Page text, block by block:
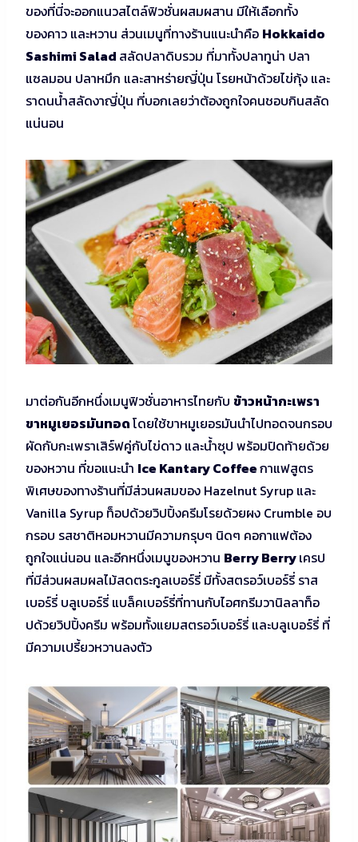
ของที่นี่จะออกแนวสไตล์ฟิวชั่นผสมผสาน มีให้เลือกทั้ง
ของคาว และหวาน ส่วนเมนูที่ทางร้านแนะนำคือ Hokkaido
Sashimi Salad สลัดปลาดิบรวม ที่มาทั้งปลาทูน่า ปลา
แซลมอน ปลาหมึก และสาหร่ายญี่ปุ่น โรยหน้าด้วยไข่กุ้ง และ
ราดนน้ำสลัดงาญี่ปุ่น ที่บอกเลยว่าต้องถูกใจคนชอบกินสลัด
แน่นอน
มาต่อกันอีกหนึ่งเมนูฟิวชั่นอาหารไทยกับ ข้าวหน้ากะเพรา
ขาหมูเยอรมันทอดโดยใช้ขาหมูเยอรมันนำไปทอดจนกรอบ
ผัดกับกะเพราเสิร์ฟคู่กับไข่ดาว และน้ำซุป พร้อมปิดท้ายด้วย
ของหวาน ที่ขอแนะนำ Ice Kantary Coffeeกาแฟสูตร
พิเศษของทางร้านที่มีส่วนผสมของ Hazelnut Syrup และ
Vanilla Syrup ท็อปด้วยวิปปิ้งครีมโรยด้วยผง Crumble อบ
กรอบ รสชาติหอมหวานมีความกรุบๆ นิดๆ คอกาแฟต้อง
ถูกใจแน่นอน และอีกหนึ่งเมนูของหวาน Berry Berryเครป
ที่มีส่วนผสมผลไม้สดตระกูลเบอร์รี่ มีทั้งสตรอว์เบอร์รี่ ราส
เบอร์รี่ บลูเบอร์รี่ แบล็คเบอร์รี่ที่ทานกับไอศกรีมวานิลลาท็อ
ปด้วยวิปปิ้งครีม พร้อมทั้งแยมสตรอว์เบอร์รี่ และบลูเบอร์รี่ ที่
มีความเปรี้ยวหวานลงตัว